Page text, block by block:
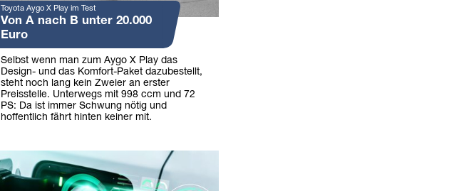
Toyota Aygo X Play im Test
Von A nach B unter 20.000
Euro
Selbst wenn man zum Aygo X Play das
Design- und das Komfort-Paket dazubestellt,
steht noch lang kein Zweier an erster
Preisstelle. Unterwegs mit 998 ccm und 72
PS: Da ist immer Schwung nötig und
hoffentlich fährt hinten keiner mit.